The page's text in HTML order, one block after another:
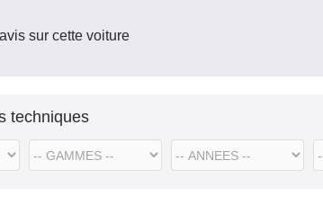
sur cette voiture
techniques